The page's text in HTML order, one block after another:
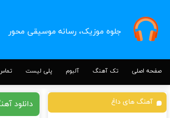
جلوه موزیک، رسانه موسیقی محور
صفحه اصلی تک آهنگ آلبوم پلی لیست
دانلود آهنگ های داغ